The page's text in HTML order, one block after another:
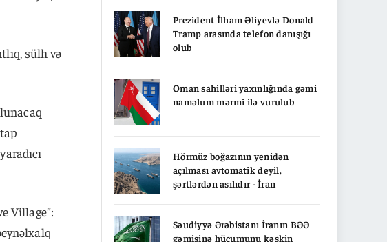
sülh və
Village”:
Prezident İlham Əliyevlə Donald
Tramp arasında telefon danışığı
olub
Oman sahilləri yaxınlığında gəmi
naməlum mərmi ilə vurulub
Hörmüz boğazının yenidən
açılması avtomatik deyil,
şərtlərdən asılıdır - İran
Səudiyyə Ərəbistanı İranın BƏƏ
gəmisinə hücumunu kəskin